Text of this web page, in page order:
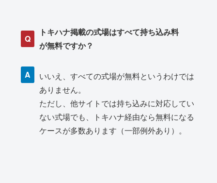
Q
トキハナ掲載の式場はすべて持ち込み料
が無料ですか？
A
いいえ、すべての式場が無料というわけでは
ありません。
ただし、他サイトでは持ち込みに対応してい
ない式場でも、トキハナ経由なら無料になる
ケースが多数あります（一部例外あり）。